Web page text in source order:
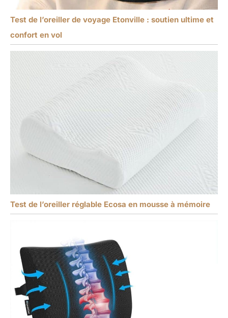
Test de l’oreiller de voyage Etonville : soutien ultime et
confort en vol
Test de l’oreiller réglable Ecosa en mousse à mémoire